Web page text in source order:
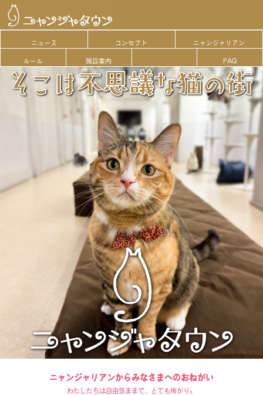
ニュース コンセプト ニャンジャリアン
ルール 施設案内 FAQ
ニャンジャリアンからみなさまへのおねがい
わたしたちは自由気ままで、とても怖がり。